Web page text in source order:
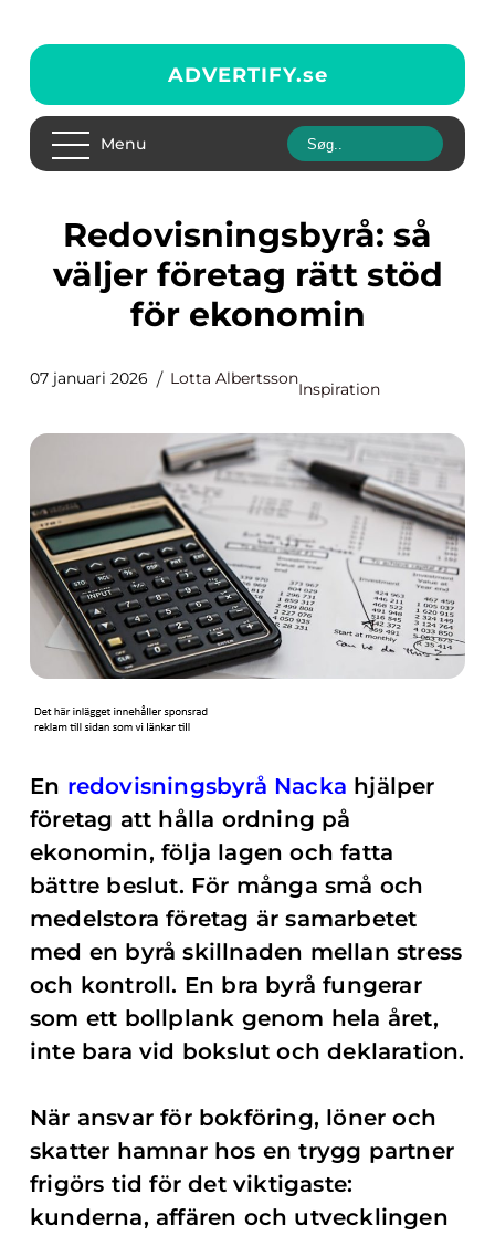
ADVERTIFY.se
Menu
Redovisningsbyrå: så
väljer företag rätt stöd
för ekonomin
07 januari 2026 Lotta Albertsson
Inspiration
En redovisningsbyrå Nacka hjälper
företag att hålla ordning på
ekonomin, följa lagen och fatta
bättre beslut. För många små och
medelstora företag är samarbetet
med en byrå skillnaden mellan stress
och kontroll. En bra byrå fungerar
som ett bollplank genom hela året,
inte bara vid bokslut och deklaration.
När ansvar för bokföring, löner och
skatter hamnar hos en trygg partner
frigörs tid för det viktigaste:
kunderna, affären och utvecklingen